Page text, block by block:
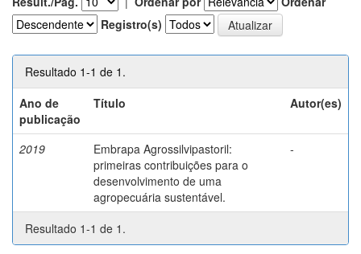
Registro(s)
Resultado 1-1 de 1.
Ano de
publicação
Título Autor(es)
2019
Embrapa Agrossilvipastoril:
primeiras contribuições para o
desenvolvimento de uma
agropecuária sustentável.
-
Resultado 1-1 de 1.